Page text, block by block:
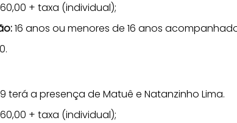
+ taxa (individual);
16 anos ou menores de 16 anos
terá a presença de Matuê e Natanzinho Lima.
+ taxa (individual);